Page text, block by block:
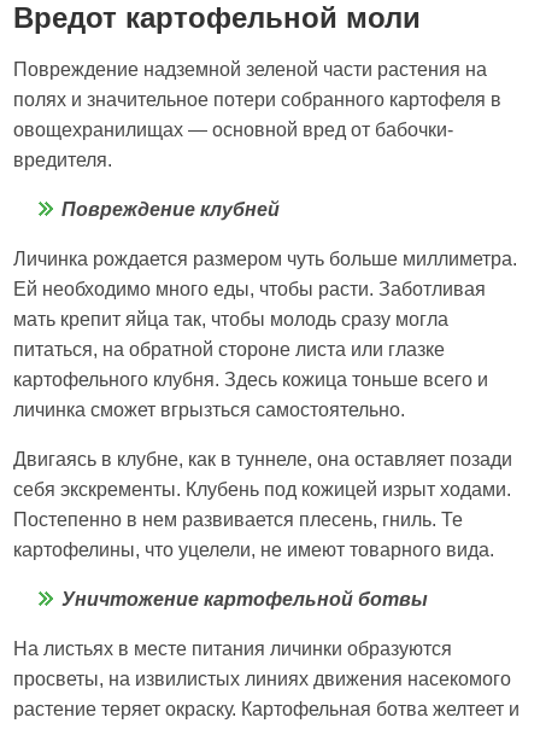
Вредот картофельной моли
Повреждение надземной зеленой части растения на
полях и значительное потери собранного картофеля в
овощехранилищах — основной вред от бабочки-
вредителя.
Повреждение клубней
Личинка рождается размером чуть больше миллиметра.
Ей необходимо много еды, чтобы расти. Заботливая
мать крепит яйца так, чтобы молодь сразу могла
питаться, на обратной стороне листа или глазке
картофельного клубня. Здесь кожица тоньше всего и
личинка сможет вгрызться самостоятельно.
Двигаясь в клубне, как в туннеле, она оставляет позади
себя экскременты. Клубень под кожицей изрыт ходами.
Постепенно в нем развивается плесень, гниль. Те
картофелины, что уцелели, не имеют товарного вида.
Уничтожение картофельной ботвы
На листьях в месте питания личинки образуются
просветы, на извилистых линиях движения насекомого
растение теряет окраску. Картофельная ботва желтеет и